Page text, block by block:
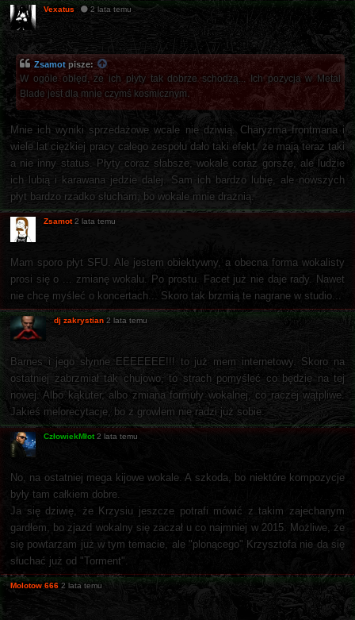
Vexatus 2 lata temu
Zsamot pisze:
W ogóle obłęd, że ich płyty tak dobrze schodzą... Ich pozycja w Metal
Blade jest dla mnie czymś kosmicznym.
Mnie ich wyniki sprzedażowe wcale nie dziwią. Charyzma frontmana i
wiele lat ciężkiej pracy całego zespołu dało taki efekt, że mają teraz taki
a nie inny status. Płyty coraz słabsze, wokale coraz gorsze, ale ludzie
ich lubią i karawana jedzie dalej. Sam ich bardzo lubię, ale nowszych
płyt bardzo rzadko słucham, bo wokale mnie drażnią.
Zsamot 2 lata temu
Mam sporo płyt SFU. Ale jestem obiektywny, a obecna forma wokalisty
prosi się o ... zmianę wokalu. Po prostu. Facet już nie daje rady. Nawet
nie chcę myśleć o koncertach... Skoro tak brzmią te nagrane w studio...
dj zakrystian 2 lata temu
Barnes i jego słynne EEEEEEE!!! to już mem internetowy. Skoro na
ostatniej zabrzmiał tak chujowo, to strach pomyśleć co będzie na tej
nowej. Albo kąkuter, albo zmiana formuły wokalnej, co raczej wątpliwe.
Jakieś melorecytacje, bo z growlem nie radzi już sobie.
CzłowiekMłot 2 lata temu
No, na ostatniej mega kijowe wokale. A szkoda, bo niektóre kompozycje
były tam całkiem dobre.
Ja się dziwię, że Krzysiu jeszcze potrafi mówić z takim zajechanym
gardłem, bo zjazd wokalny się zaczał u co najmniej w 2015. Możliwe, że
się powtarzam już w tym temacie, ale "plonącego" Krzysztofa nie da się
słuchać już od "Torment".
Molotow 666 2 lata temu